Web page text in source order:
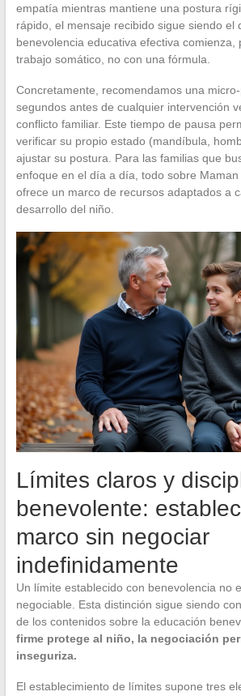
empatía mientras mantiene una postura
rápido, el mensaje recibido sigue siendo el
benevolencia educativa efectiva comienza,
trabajo somático, no con una fórmula.
Concretamente, recomendamos una
segundos antes de cualquier intervención
conflicto familiar. Este tiempo de pausa
verificar su propio estado (mandíbula,
ajustar su postura. Para las familias que
enfoque en el día a día, todo sobre Maman
ofrece un marco de recursos adaptados a
desarrollo del niño.
Límites claros y
benevolente:
marco sin negociar
indefinidamente
Un límite establecido con benevolencia no
negociable. Esta distinción sigue siendo
de los contenidos sobre la educación
firme protege al niño, la negociación
inseguriza.
El establecimiento de límites supone tres